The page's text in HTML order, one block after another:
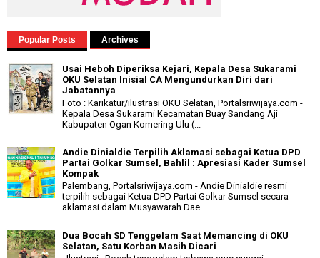
Popular Posts Archives
Usai Heboh Diperiksa Kejari, Kepala Desa Sukarami
OKU Selatan Inisial CA Mengundurkan Diri dari
Jabatannya
Foto : Karikatur/ilustrasi OKU Selatan, Portalsriwijaya.com -
Kepala Desa Sukarami Kecamatan Buay Sandang Aji
Kabupaten Ogan Komering Ulu (...
Andie Dinialdie Terpilih Aklamasi sebagai Ketua DPD
Partai Golkar Sumsel, Bahlil : Apresiasi Kader Sumsel
Kompak
Palembang, Portalsriwijaya.com - Andie Dinialdie resmi
terpilih sebagai Ketua DPD Partai Golkar Sumsel secara
aklamasi dalam Musyawarah Dae...
Dua Bocah SD Tenggelam Saat Memancing di OKU
Selatan, Satu Korban Masih Dicari